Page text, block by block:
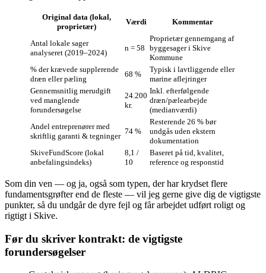
Original data (lokal,
proprietær)
Værdi Kommentar
Antal lokale sager
analyseret (2019–2024)
n = 58
Proprietær gennemgang af
byggesager i Skive
Kommune
% der krævede supplerende
dræn eller pæling
68 %
Typisk i lavtliggende eller
marine aflejringer
Gennemsnitlig merudgift
ved manglende
forundersøgelse
24.200
kr.
Inkl. efterfølgende
dræn/pælearbejde
(medianværdi)
Andel entreprenører med
skriftlig garanti & tegninger
74 %
Resterende 26 % bør
undgås uden ekstern
dokumentation
SkiveFundScore (lokal
anbefalingsindeks)
8,1 /
10
Baseret på tid, kvalitet,
reference og responstid
Som din ven — og ja, også som typen, der har krydset flere
fundamentsgrøfter end de fleste — vil jeg gerne give dig de vigtigste
punkter, så du undgår de dyre fejl og får arbejdet udført roligt og
rigtigt i Skive.
Før du skriver kontrakt: de vigtigste
forundersøgelser